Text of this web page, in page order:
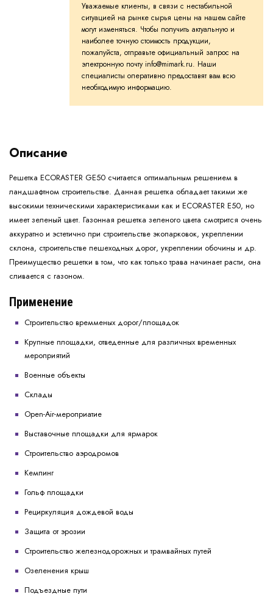
Уважаемые клиенты, в связи с нестабильной
ситуацией на рынке сырья цены на нашем сайте
могут изменяться. Чтобы получить актуальную и
наиболее точную стоимость продукции,
пожалуйста, отправьте официальный запрос на
электронную почту info@mimark.ru. Наши
специалисты оперативно предоставят вам всю
необходимую информацию.
Описание
Решетка ECORASTER GE50 считается оптимальным решением в
ландшафтном строительстве. Данная решетка обладает такими же
высокими техническими характеристиками как и ECORASTER E50, но
имеет зеленый цвет. Газонная решетка зеленого цвета смотрится очень
аккуратно и эстетично при строительстве экопарковок, укреплении
склона, строительстве пешеходных дорог, укреплении обочины и др.
Преимущество решетки в том, что как только трава начинает расти, она
сливается с газоном.
Применение
Строительство времменых дорог/площадок
Крупные площадки, отведенные для различных временных
мероприятий
Военные объекты
Склады
Open-Air-мероприатие
Выставочные площадки для ярмарок
Строительство аэродромов
Кемпинг
Гольф площадки
Рециркуляция дождевой воды
Защита от эрозии
Строительство железнодорожных и трамвайных путей
Озеленения крыш
Подъездные пути